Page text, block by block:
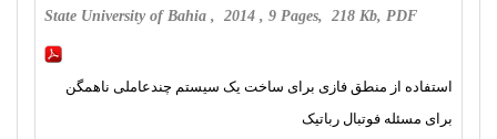
State University of Bahia , 2014 , 9 Pages, 218 Kb, PDF
استفاده از منطق فازی برای ساخت یک سیستم چندعاملی ناهمگن
برای مسئله فوتبال رباتیک